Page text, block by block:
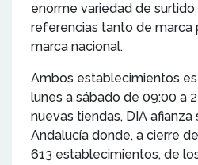
enorme variedad de surtido
referencias tanto de marca
marca nacional.
Ambos establecimientos
lunes a sábado de 09:00 a
nuevas tiendas, DIA afianza
Andalucía donde, a cierre
613 establecimientos, de